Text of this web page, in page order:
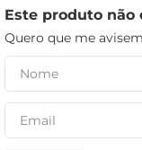
Este produto
Quero que me
iogurte
papel higiênico
cerveja